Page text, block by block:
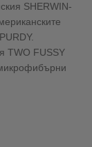
SHERWIN-
TWO FUSSY